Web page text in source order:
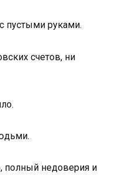
пустыми руками.
счетов, ни
полный недоверия и